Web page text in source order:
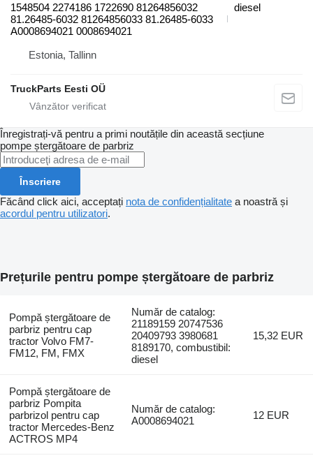
1548504 2274186 1722690 81264856032
81.26485-6032 81264856033 81.26485-6033
A0008694021 0008694021
diesel
Estonia, Tallinn
TruckParts Eesti OÜ
Înregistrați-vă pentru a primi noutățile din această secțiune
pompe ștergătoare de parbriz
Înscriere
Făcând click aici, acceptați nota de confidențialitate a noastră și
acordul pentru utilizatori.
Prețurile pentru pompe ștergătoare de parbriz
Pompă ștergătoare de
parbriz pentru cap
tractor Volvo FM7-
FM12, FM, FMX
Număr de catalog:
21189159 20747536
20409793 3980681
8189170, combustibil:
diesel
15,32 EUR
Pompă ștergătoare de
parbriz Pompita
parbrizol pentru cap
tractor Mercedes-Benz
ACTROS MP4
Număr de catalog:
A0008694021
12 EUR